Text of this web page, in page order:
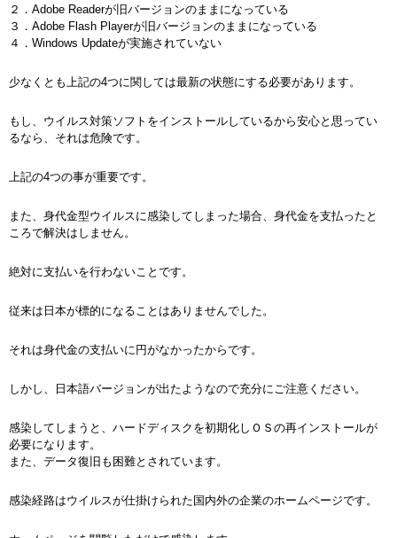
２．Adobe Readerが旧バージョンのままになっている
３．Adobe Flash Playerが旧バージョンのままになっている
４．Windows Updateが実施されていない
少なくとも上記の4つに関しては最新の状態にする必要があります。
もし、ウイルス対策ソフトをインストールしているから安心と思ってい
るなら、それは危険です。
上記の4つの事が重要です。
また、身代金型ウイルスに感染してしまった場合、身代金を支払ったと
ころで解決はしません。
絶対に支払いを行わないことです。
従来は日本が標的になることはありませんでした。
それは身代金の支払いに円がなかったからです。
しかし、日本語バージョンが出たようなので充分にご注意ください。
感染してしまうと、ハードディスクを初期化しＯＳの再インストールが
必要になります。
また、データ復旧も困難とされています。
感染経路はウイルスが仕掛けられた国内外の企業のホームページです。